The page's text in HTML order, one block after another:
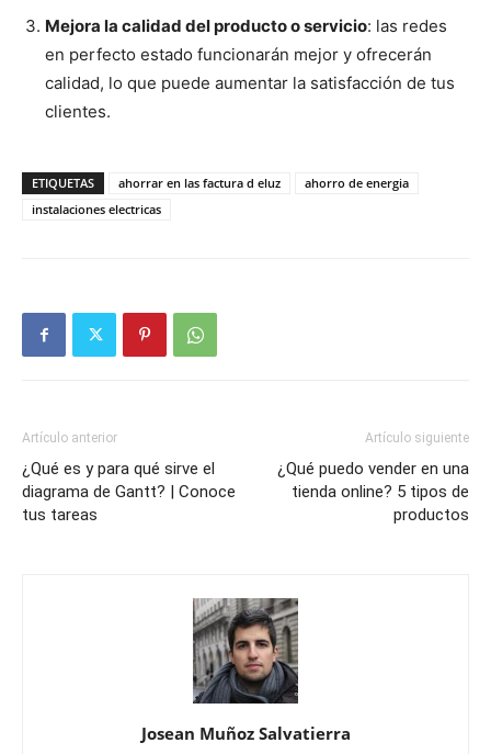
Mejora la calidad del producto o servicio: las redes
en perfecto estado funcionarán mejor y ofrecerán
calidad, lo que puede aumentar la satisfacción de tus
clientes.
ETIQUETAS ahorrar en las factura d eluz
ahorro de energia
instalaciones electricas
Artículo anterior
¿Qué es y para qué sirve el
diagrama de Gantt? | Conoce
tus tareas
Artículo siguiente
¿Qué puedo vender en una
tienda online? 5 tipos de
productos
Josean Muñoz Salvatierra